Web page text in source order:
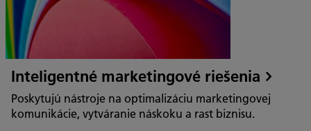
Inteligentné marketingové riešenia
Poskytujú nástroje na optimalizáciu marketingovej
komunikácie, vytváranie náskoku a rast biznisu.